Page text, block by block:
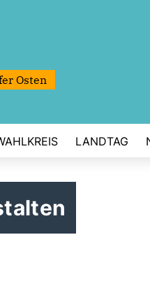
Osten
LANDTAG